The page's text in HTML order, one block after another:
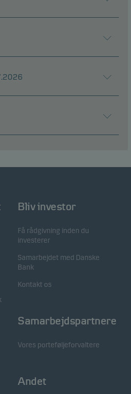
Bliv investor
Få rådgivning inden du
investerer
Samarbejdet med Danske
Bank
Kontakt os
Samarbejdspartnere
Vores porteføljeforvaltere
Andet